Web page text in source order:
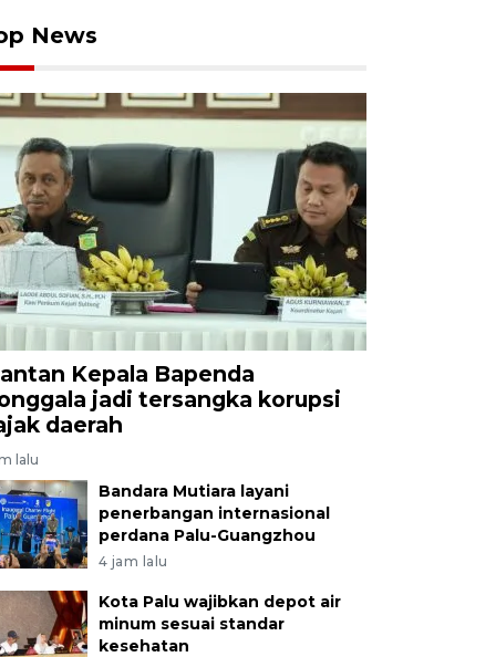
News
Kepala Bapenda
jadi tersangka korupsi
daerah
lalu
Bandara Mutiara layani
penerbangan internasional
perdana Palu-Guangzhou
4 jam lalu
Kota Palu wajibkan depot air
minum sesuai standar
kesehatan